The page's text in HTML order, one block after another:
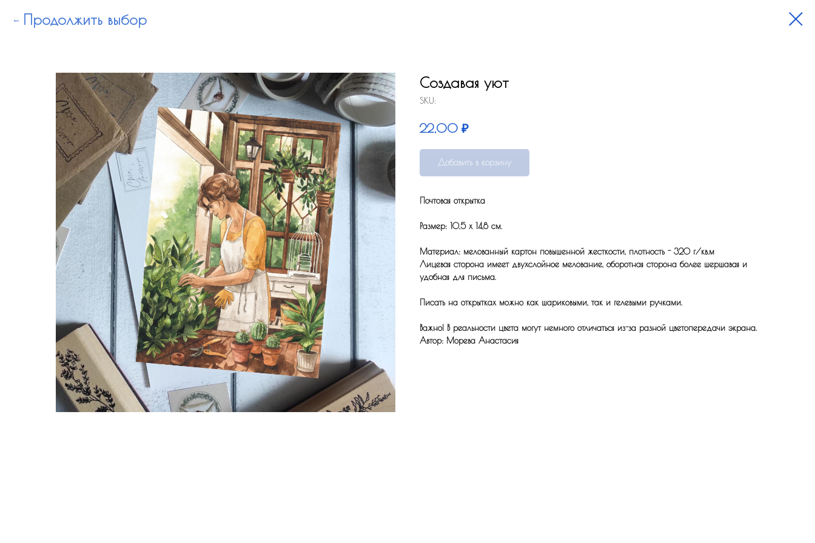
Продолжить выбор
Создавая уют
SKU:
22,00 ₽
Добавить в корзину
Почтовая открытка
Размер: 10,5 x 14,8 см.
Материал: мелованный картон повышенной жесткости, плотность - 320 г/кв.м
Лицевая сторона имеет двухслойное мелование, оборотная сторона более шершавая и
удобная для письма.
Писать на открытках можно как шариковыми, так и гелевыми ручками.
Важно! В реальности цвета могут немного отличаться из-за разной цветопередачи экрана.
Автор: Морева Анастасия